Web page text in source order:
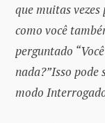
que muitas
como você
perguntado
nada?”Isso pode
modo